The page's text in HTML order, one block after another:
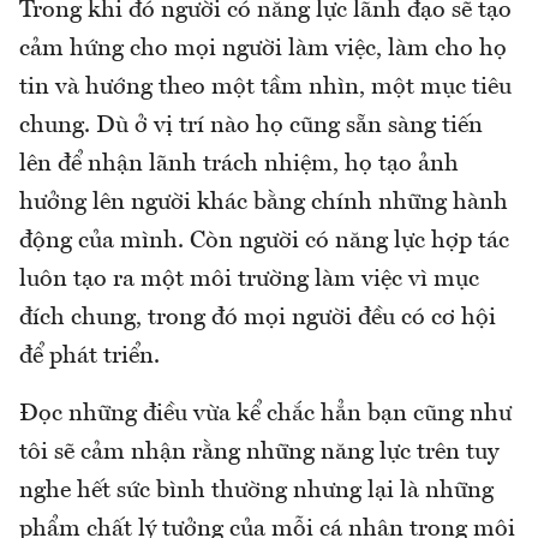
Trong khi đó người có năng lực lãnh đạo sẽ tạo
cảm hứng cho mọi người làm việc, làm cho họ
tin và hướng theo một tầm nhìn, một mục tiêu
chung. Dù ở vị trí nào họ cũng sẵn sàng tiến
lên để nhận lãnh trách nhiệm, họ tạo ảnh
hưởng lên người khác bằng chính những hành
động của mình. Còn người có năng lực hợp tác
luôn tạo ra một môi trường làm việc vì mục
đích chung, trong đó mọi người đều có cơ hội
để phát triển.
Đọc những điều vừa kể chắc hẳn bạn cũng như
tôi sẽ cảm nhận rằng những năng lực trên tuy
nghe hết sức bình thường nhưng lại là những
phẩm chất lý tưởng của mỗi cá nhân trong môi